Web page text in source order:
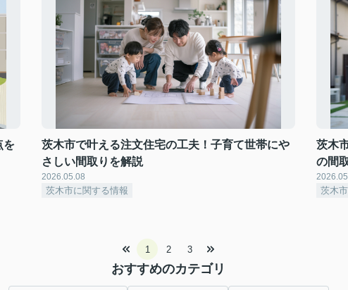
を
茨木市で叶える注文住宅の工夫！子育て世帯にや
さしい間取りを解説
2026.05.08
茨木市に関する情報
茨木
の間
茨木
1 2 3
おすすめのカテゴリ